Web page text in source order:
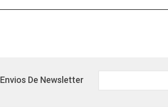
Envios De Newsletter